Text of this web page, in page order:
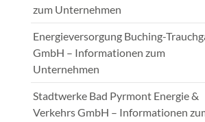
zum Unternehmen
Energieversorgung Buching-
GmbH – Informationen zum
Unternehmen
Stadtwerke Bad Pyrmont Energie &
Verkehrs GmbH – Informationen